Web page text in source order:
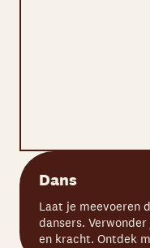
Dans
Laat je meevoeren
dansers.
en kracht. Ontdek